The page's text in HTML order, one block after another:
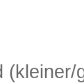
(kleiner/